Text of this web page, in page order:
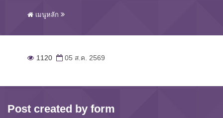
เมนูหลัก
1120 05 ส.ค. 2569
Post created by form